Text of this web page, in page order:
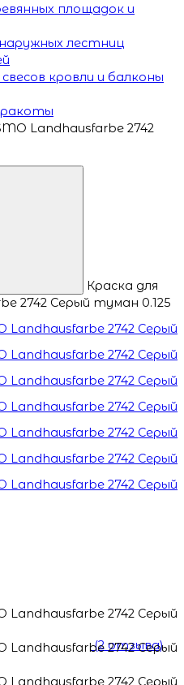
площадок и
лестниц
кровли и балконы
Landhausfarbe 2742
Краска для
2742 Серый туман 0.125
(2 отзыва)